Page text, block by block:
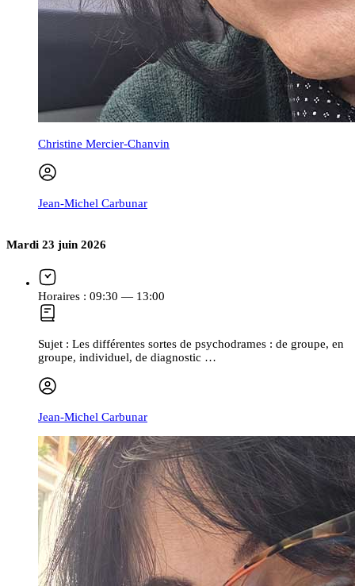
Christine Mercier-Chanvin
Jean-Michel Carbunar
Mardi 23 juin 2026
Horaires : 09:30 — 13:00
Sujet : Les différentes sortes de psychodrames : de groupe, en
groupe, individuel, de diagnostic …
Jean-Michel Carbunar